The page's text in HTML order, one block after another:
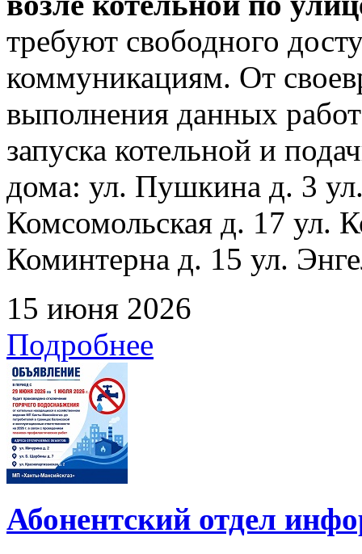
требуют свободного
коммуникациям. От
выполнения данных
запуска котельной и
дома: ул. Пушкина д. 3
Комсомольская д. 17 ул.
Коминтерна д. 15 ул.
15 июня 2026
Подробнее
Абонентский отдел